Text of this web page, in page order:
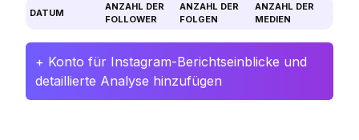
DATUM
ANZAHL DER
FOLLOWER
ANZAHL DER
FOLGEN
ANZAHL DER
MEDIEN
+ Konto für Instagram-Berichtseinblicke und
detaillierte Analyse hinzufügen